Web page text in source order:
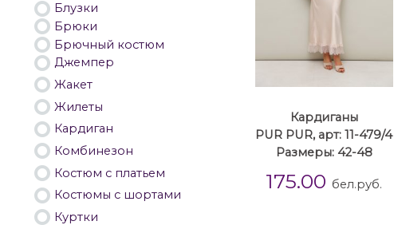
Кардиганы
PUR PUR, арт: 11-479/4
Размеры: 42-48
175.00 бел.руб.
Блузки
Брюки
Брючный костюм
Джемпер
Жакет
Жилеты
Кардиган
Комбинезон
Костюм с платьем
Костюмы с шортами
Куртки